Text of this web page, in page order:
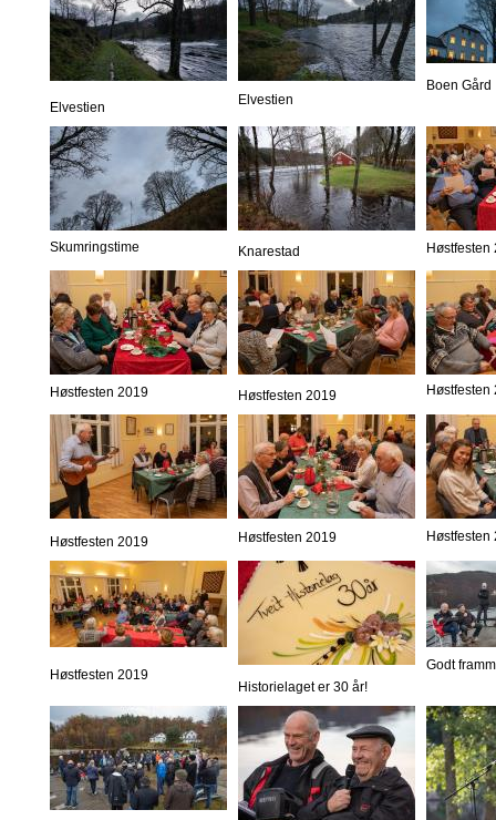
Elvestien Elvestien
Boen Gård
Skumringstime Knarestad Høstfesten
Høstfesten 2019 Høstfesten 2019 Høstfesten
Høstfesten 2019 Høstfesten 2019 Høstfesten
Høstfesten 2019
Historielaget er 30 år!
Godt